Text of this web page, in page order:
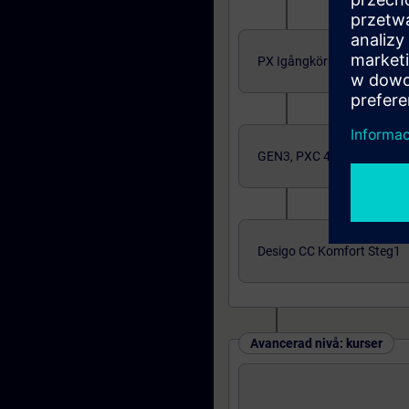
PX Igångkörning/
GEN3, PXC 4,5 och 7
Desigo CC Komfort Steg1
Avancerad nivå: kurser